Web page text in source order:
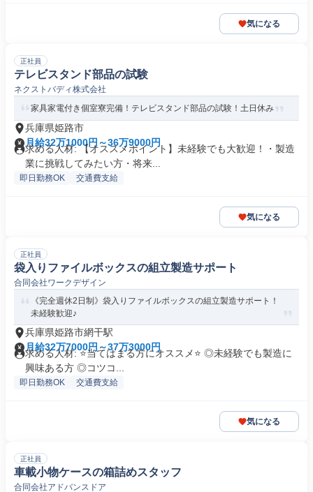
気になる
正社員
テレビスタンド部品の試験
ネクストバディ株式会社
家具家電付き個室寮完備！テレビスタンド部品の試験！土日休み
兵庫県姫路市
月給32万1000円～36万9000円
求める人材: 【オススメポイント】未経験でも大歓迎！・製造
業に挑戦してみたい方・将来...
即日勤務OK 交通費支給
気になる
正社員
袋入りファイルボックスの組立製造サポート
合同会社ワークデザイン
《完全週休2日制》袋入りファイルボックスの組立製造サポート！
未経験歓迎♪
兵庫県姫路市網干駅
月給32万7000円～37万3000円
求める人材: ⭐️当てはまる方にオススメ⭐️ ◎未経験でも製造に
興味ある方 ◎コツコ...
即日勤務OK 交通費支給
気になる
正社員
車載小物ケースの箱詰めスタッフ
合同会社アドバンスドア